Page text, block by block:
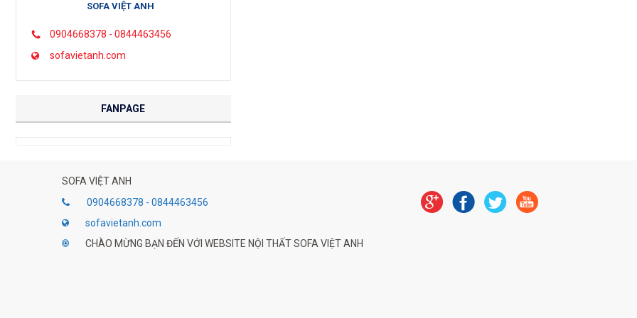
SOFA VIỆT ANH
0904668378 - 0844463456
sofavietanh.com
FANPAGE
SOFA VIỆT ANH
0904668378 - 0844463456
sofavietanh.com
CHÀO MỪNG BẠN ĐẾN VỚI WEBSITE NỘI THẤT SOFA VIỆT ANH